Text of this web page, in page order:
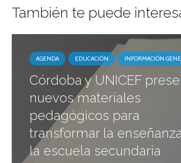
También te puede
AGENDA EDUCACIÓN INFORMACIÓN
Córdoba y UNICEF
nuevos materiales
pedagógicos para
transformar la
la escuela secundaria